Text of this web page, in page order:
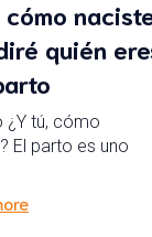
cómo
quién
¿Y tú, cómo
El parto es uno